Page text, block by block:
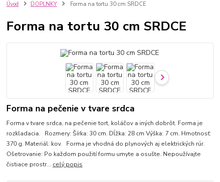
Úvod DOPLNKY Forma na tortu 30 cm SRDCE
Forma na tortu 30 cm SRDCE
Forma na pečenie v tvare srdca
Forma v tvare srdca, na pečenie tort, koláčov a iných dobrôt. Forma je
rozkladacia. Rozmery: Šírka: 30 cm. Dĺžka: 28 cm Výška: 7 cm. Hmotnosť:
370 g. Materiál: kov. Forma je vhodná do plynových aj elektrických rúr.
Ošetrovanie: Po každom použití formu umyte a osušte. Nepoužívajte
čistiace prostr... celý popis